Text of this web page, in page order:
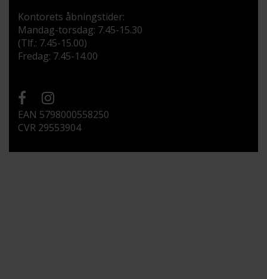
Kontorets åbningstider:
Mandag-torsdag: 7.45-15.30
(Tlf.: 7.45-15.00)
Fredag: 7.45-14.00
EAN 5798000558250
CVR 29553904